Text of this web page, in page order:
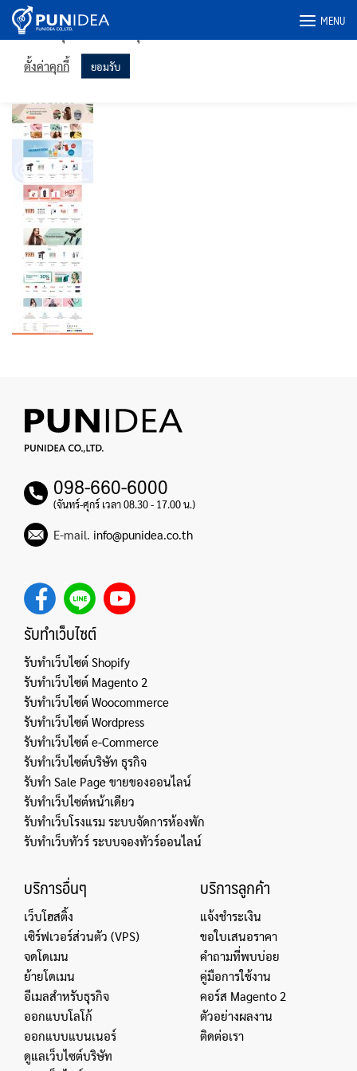
Skip
MENU
Beauty24u-pc
098-660-6000
(จันทร์-ศุกร์ เวลา 08.30 - 17.00 น.)
E-mail. info@punidea.co.th
รับทำเว็บไซต์
รับทำเว็บไซต์ Shopify
รับทำเว็บไซต์ Magento 2
รับทำเว็บไซต์ Woocommerce
รับทำเว็บไซต์ Wordpress
รับทำเว็บไซต์ e-Commerce
รับทำเว็บไซต์บริษัท ธุรกิจ
รับทำ Sale Page ขายของออนไลน์
รับทำเว็บไซต์หน้าเดียว
รับทำเว็บโรงแรม ระบบจัดการห้องพัก
รับทำเว็บทัวร์ ระบบจองทัวร์ออนไลน์
บริการอื่นๆ
เว็บโฮสติ้ง
เซิร์ฟเวอร์ส่วนตัว (VPS)
จดโดเมน
ย้ายโดเมน
อีเมลสำหรับธุรกิจ
ออกแบบโลโก้
ออกแบบแบนเนอร์
ดูแลเว็บไซต์บริษัท
บริการลูกค้า
แจ้งชำระเงิน
ขอใบเสนอราคา
คำถามที่พบบ่อย
คู่มือการใช้งาน
คอร์ส Magento 2
ตัวอย่างผลงาน
ติดต่อเรา
เราใช้คุกกี้ในเว็บไซต์ของเราเพื่อให้คุณได้รับประสบการณ์ที่เกี่ยวข้อง
มากที่สุดโดยจดจำการตั้งค่าของคุณและเข้าชมซ้ำ การคลิก "ยอมรับ"
แสดงว่าคุณยินยอมให้ใช้คุกกี้ทั้งหมด
ตั้งค่าคุกกี้ ยอมรับ